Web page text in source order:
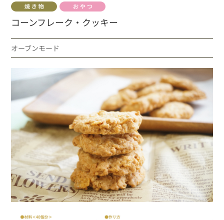
コーンフレーク・クッキー
オーブンモード